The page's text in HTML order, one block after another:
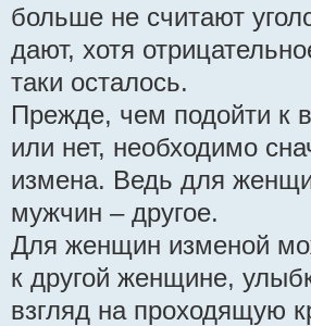
больше не считают
дают, хотя
таки осталось.
Прежде, чем подойти к
или нет, необходимо
измена. Ведь для
мужчин – другое.
Для женщин изменой
к другой женщине,
взгляд на проходящую